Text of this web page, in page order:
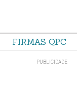
FIRMAS QPC